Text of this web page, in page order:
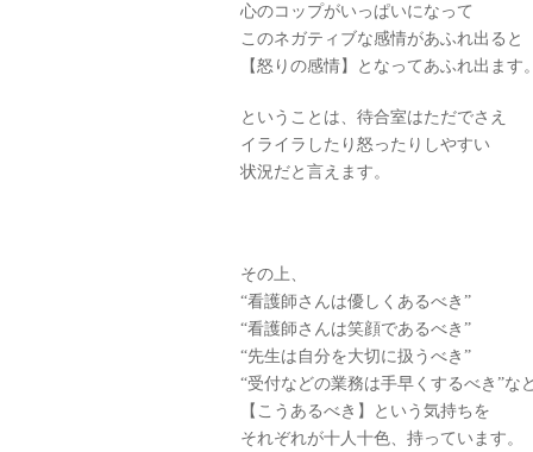
心のコップがいっぱいになって
このネガティブな感情があふれ出ると
【怒りの感情】となってあふれ出ます。
ということは、待合室はただでさえ
イライラしたり怒ったりしやすい
状況だと言えます。
その上、
“看護師さんは優しくあるべき”
“看護師さんは笑顔であるべき”
“先生は自分を大切に扱うべき”
“受付などの業務は手早くするべき”な
【こうあるべき】という気持ちを
それぞれが十人十色、持っています。